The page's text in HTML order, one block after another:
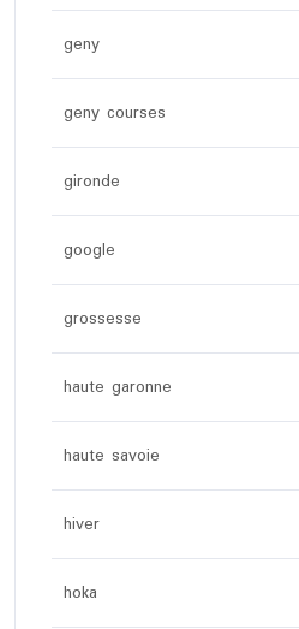
geny
geny courses
gironde
google
grossesse
haute garonne
haute savoie
hiver
hoka